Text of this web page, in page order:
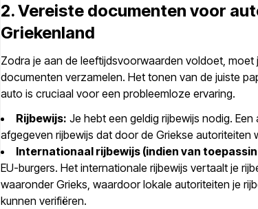
2. Vereiste documenten voor
Griekenland
Zodra je aan de leeftijdsvoorwaarden voldoet, moet
documenten verzamelen. Het tonen van de juiste
auto is cruciaal voor een probleemloze ervaring.
Rijbewijs: Je hebt een geldig rijbewijs nodig.
afgegeven rijbewijs dat door de Griekse autoriteiten
Internationaal rijbewijs (indien van
EU-burgers. Het internationale rijbewijs vertaalt je
waaronder Grieks, waardoor lokale autoriteiten je
kunnen verifiëren.